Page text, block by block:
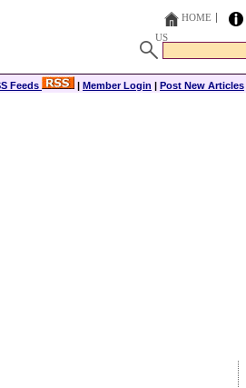
HOME
US
Feeds | Member Login | Post New Articles